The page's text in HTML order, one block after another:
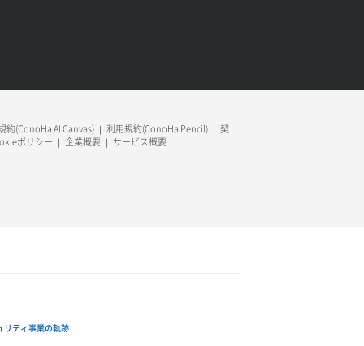
約(ConoHa AI Canvas) 利用規約(ConoHa Pencil)
契
ポリシー
企業概要 サービス概要
リティ事業の軌跡